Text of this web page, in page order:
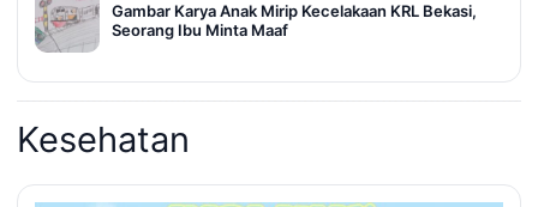
Gambar Karya Anak Mirip Kecelakaan KRL Bekasi,
Seorang Ibu Minta Maaf
Kesehatan